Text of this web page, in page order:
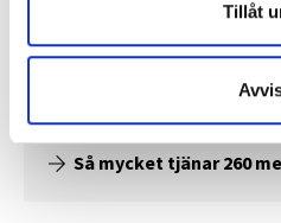
Tillåt
Så mycket tjänar 260